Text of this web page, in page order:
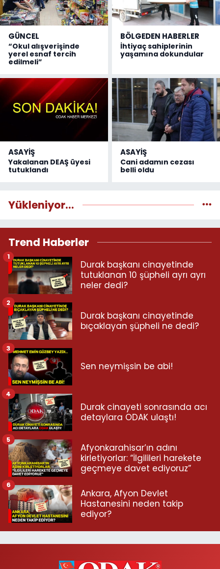
GÜNCEL
“Okul alışverişinde
yerel esnaf tercih
edilmeli”
BÖLGEDEN HABERLER
İhtiyaç sahiplerinin
yaşamına dokundular
ASAYİŞ
Yakalanan DEAŞ üyesi
tutuklandı
ASAYİŞ
Cani adamın cezası
belli oldu
Yükleniyor...
Trend Haberler
Durak başkanı cinayetinde
tutuklanan 10 şüpheli ayrı ayrı
neler dedi?
1
Durak başkanı cinayetinde
bıçaklayan şüpheli ne dedi?
2
Sen neymişsin be abi!
3
Durak cinayeti sonrasında acı
detaylara ODAK ulaştı!
4
Afyonkarahisar’ın adını
kirletiyorlar: “İlgilileri harekete
geçmeye davet ediyoruz”
5
Ankara, Afyon Devlet
Hastanesini neden takip
ediyor?
6